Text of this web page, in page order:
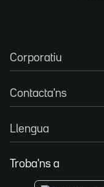
Corporatiu
Contacta'ns
Llengua
Troba'ns a